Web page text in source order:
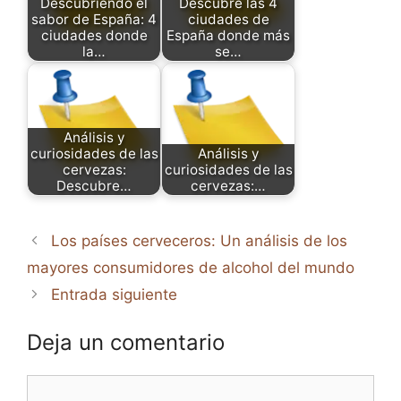
sabor de España: 4
ciudades donde
la…
ciudades de
España donde más
se…
Análisis y
curiosidades de las
cervezas:
Descubre…
Análisis y
curiosidades de las
cervezas:…
Los países cerveceros: Un análisis de los
mayores consumidores de alcohol del mundo
Entrada siguiente
Deja un comentario